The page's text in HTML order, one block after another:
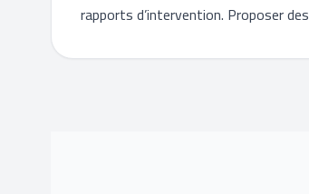
rapports d’intervention. Proposer